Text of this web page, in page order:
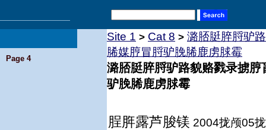
Page 4
Site 1 > Cat 8 > 潞脴脡脺脟驴
脪媒脝冒脟驴脕脪鹿虏脙霉
潞脴脡脺脟驴路貌赂戮录掳
驴脕脪鹿虏脙霉
脭脌露芦脧镁 2004拢颅05